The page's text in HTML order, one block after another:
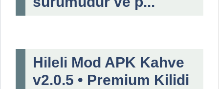
Hileli Mod APK Kahve
v2.0.5 • Premium Kilidi